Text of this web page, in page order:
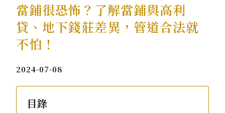
當鋪很恐怖？了解當鋪與高利
貸、地下錢莊差異，管道合法就
不怕！
2024-07-08
目錄